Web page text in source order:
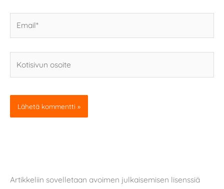
osoite
Artikkeliin sovelletaan avoimen julkaisemisen lisenssiä